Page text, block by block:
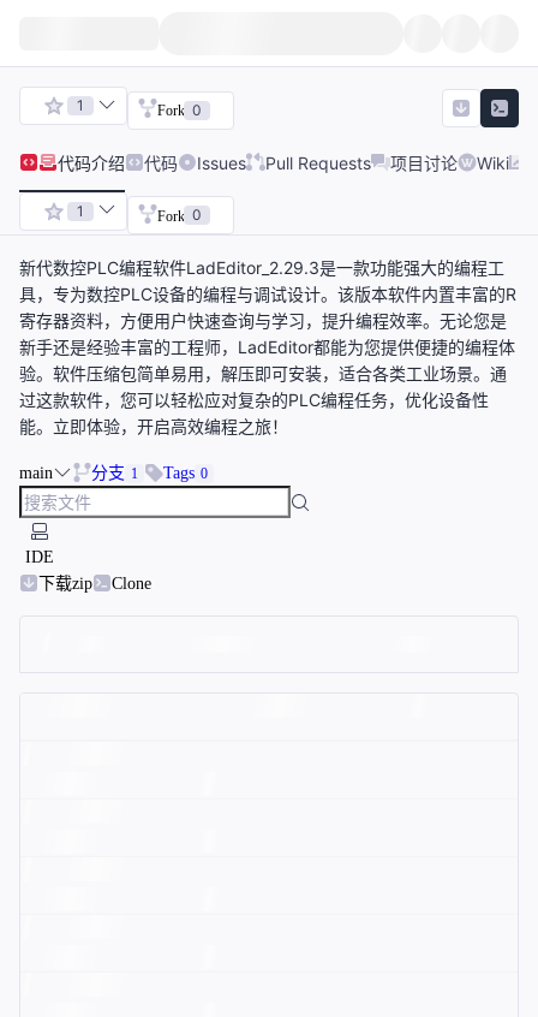
1 Fork 0
代码介绍 代码 Issues Pull Requests 项目讨论 Wiki
1 Fork 0
新代数控PLC编程软件LadEditor_2.29.3是一款功能强大的编程工
具，专为数控PLC设备的编程与调试设计。该版本软件内置丰富的R
寄存器资料，方便用户快速查询与学习，提升编程效率。无论您是
新手还是经验丰富的工程师，LadEditor都能为您提供便捷的编程体
验。软件压缩包简单易用，解压即可安装，适合各类工业场景。通
过这款软件，您可以轻松应对复杂的PLC编程任务，优化设备性
能。立即体验，开启高效编程之旅！
main 分支 1 Tags 0
IDE
下载zip
Clone